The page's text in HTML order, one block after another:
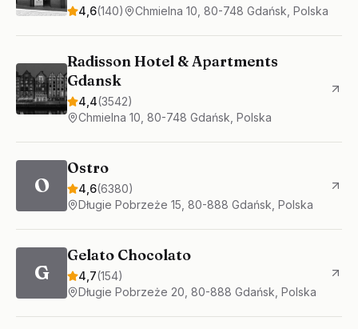
4,6(140) Chmielna 10, 80-748 Gdańsk, Polska
Radisson Hotel & Apartments
Gdansk
4,4(3542)
Chmielna 10, 80-748 Gdańsk, Polska
O
Ostro
4,6(6380)
Długie Pobrzeże 15, 80-888 Gdańsk, Polska
G
Gelato Chocolato
4,7(154)
Długie Pobrzeże 20, 80-888 Gdańsk, Polska